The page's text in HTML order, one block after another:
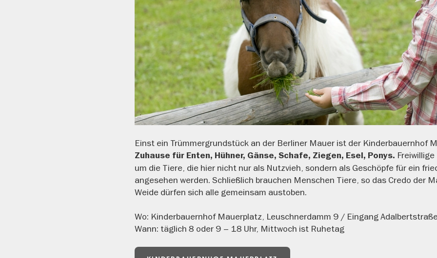
Einst ein Trümmergrundstück an der Berliner Mauer ist der Kinderbauernhof
Zuhause für Enten, Hühner, Gänse, Schafe, Ziegen, Esel, Ponys.
um die Tiere, die hier nicht nur als Nutzvieh, sondern als Geschöpfe für ein
angesehen werden. Schließlich brauchen Menschen Tiere, so das Credo der
Weide dürfen sich alle gemeinsam austoben.
Wo: Kinderbauernhof Mauerplatz, Leuschnerdamm 9 / Eingang
Wann: täglich 8 oder 9 – 18 Uhr, Mittwoch ist Ruhetag